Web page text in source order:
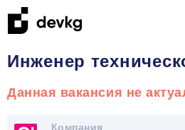
Инженер
Данная вакансия не
Компания